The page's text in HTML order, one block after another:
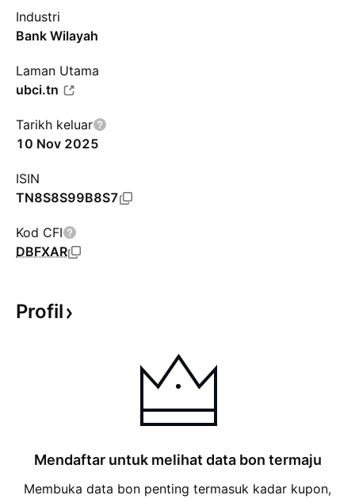
Industri
Bank Wilayah
Laman Utama
ubci.tn
Tarikh keluar
10 Nov 2025
ISIN
TN8S8S99B8S7
Kod CFI
DBFXAR
Profil
Mendaftar untuk melihat data bon termaju
Membuka data bon penting termasuk kadar kupon,